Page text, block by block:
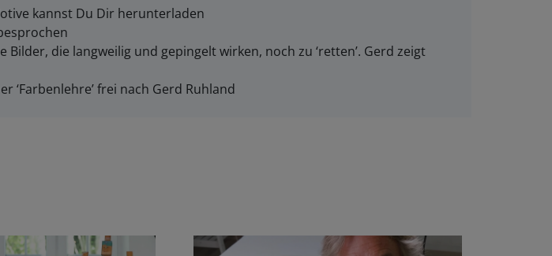
kannst Du Dir herunterladen
die langweilig und gepingelt wirken, noch zu ‘retten’. Gerd zeigt
‘Farbenlehre’ frei nach Gerd Ruhland